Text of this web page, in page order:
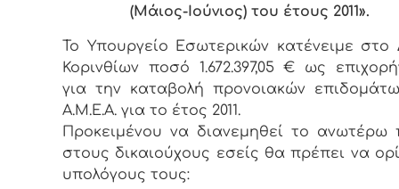
(Μάιος-Ιούνιος) του έτους 2011».
Το Υπουργείο Εσωτερικών κατένειμε στο
Κορινθίων ποσό 1.672.397,05 € ως
για την καταβολή προνοιακών
Α.Μ.Ε.Α. για το έτος 2011.
Προκειμένου να διανεμηθεί το ανωτέρω
στους δικαιούχους εσείς θα πρέπει να
υπολόγους τους: